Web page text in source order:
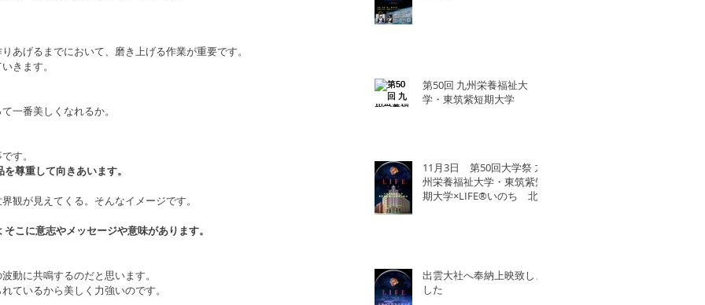
あげるまでにおいて、磨き上げる作業が重要です。
きます。
一番美しくなれるか。
す。
を尊重して向きあいます。
観が見えてくる。そんなイメージです。
こに意志やメッセージや意味があります。
動に共鳴するのだと思います。
ているから美しく力強いのです。
第50回 九州栄養福祉大
学・東筑紫短期大学
11月3日 第50回大学祭 九
州栄養福祉大学・東筑紫短
期大学×LIFE®︎いのち 北
出雲大社へ奉納上映致しま
した